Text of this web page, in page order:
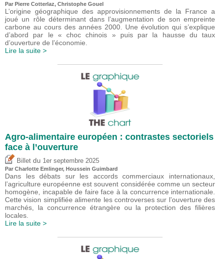
Par Pierre Cotterlaz, Christophe Gouel
L’origine géographique des approvisionnements de la France a
joué un rôle déterminant dans l’augmentation de son empreinte
carbone au cours des années 2000. Une évolution qui s’explique
d’abord par le « choc chinois » puis par la hausse du taux
d’ouverture de l’économie.
Lire la suite >
Agro-alimentaire européen : contrastes sectoriels
face à l’ouverture
Billet du 1er septembre 2025
Par Charlotte Emlinger, Houssein Guimbard
Dans les débats sur les accords commerciaux internationaux,
l’agriculture européenne est souvent considérée comme un secteur
homogène, incapable de faire face à la concurrence internationale.
Cette vision simplifiée alimente les controverses sur l’ouverture des
marchés, la concurrence étrangère ou la protection des filières
locales.
Lire la suite >